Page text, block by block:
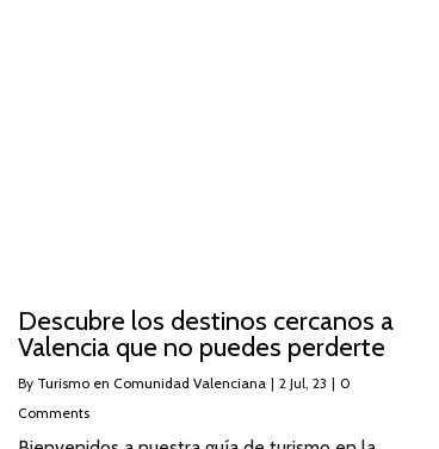
Descubre los destinos cercanos a
Valencia que no puedes perderte
By Turismo en Comunidad Valenciana | 2 Jul, 23 | 0
Comments